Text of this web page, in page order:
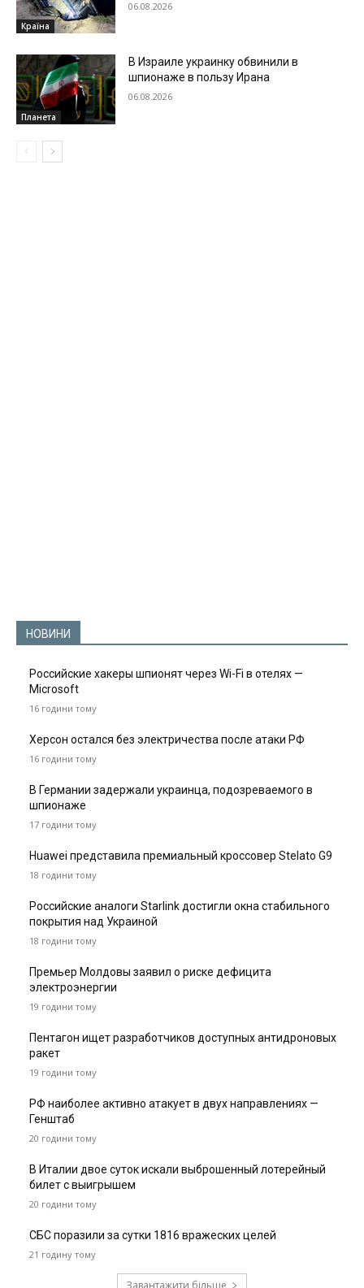
Країна
06.08.2026
Планета
В Израиле украинку обвинили в
шпионаже в пользу Ирана
06.08.2026
НОВИНИ
Российские хакеры шпионят через Wi-Fi в отелях —
Microsoft
16 години тому
Херсон остался без электричества после атаки РФ
16 години тому
В Германии задержали украинца, подозреваемого в
шпионаже
17 години тому
Huawei представила премиальный кроссовер Stelato G9
18 години тому
Российские аналоги Starlink достигли окна стабильного
покрытия над Украиной
18 години тому
Премьер Молдовы заявил о риске дефицита
электроэнергии
19 години тому
Пентагон ищет разработчиков доступных антидроновых
ракет
19 години тому
РФ наиболее активно атакует в двух направлениях —
Генштаб
20 години тому
В Италии двое суток искали выброшенный лотерейный
билет с выигрышем
20 години тому
СБС поразили за сутки 1816 вражеских целей
21 годину тому
Завантажити більше